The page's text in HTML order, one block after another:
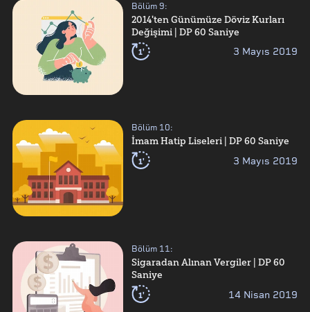
Bölüm 9:
2014'ten Günümüze Döviz Kurları
Değişimi | DP 60 Saniye
1' 3 Mayıs 2019
Bölüm 10:
İmam Hatip Liseleri | DP 60 Saniye
1' 3 Mayıs 2019
Bölüm 11:
Sigaradan Alınan Vergiler | DP 60
Saniye
1' 14 Nisan 2019